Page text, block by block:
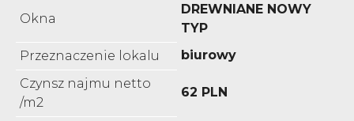
Okna
DREWNIANE NOWY
TYP
Przeznaczenie lokalu
biurowy
Czynsz najmu netto
/m2
62 PLN